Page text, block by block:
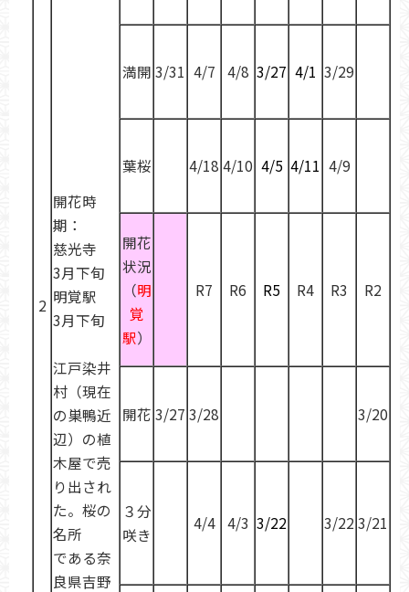
2
開花時
期：
慈光寺
3月下旬
明覚駅
3月下旬
江戸染井
村（現在
の巣鴨近
辺）の植
木屋で売
り出され
た。桜の
名所
である奈
良県吉野
満開 3/31 4/7 4/8 3/27 4/1 3/29
葉桜 4/18 4/10 4/5 4/11 4/9
開花
状況
（明
覚
駅）
R7 R6 R5 R4 R3 R2
開花 3/27 3/28 3/20
３分
咲き
4/4 4/3 3/22 3/22 3/21